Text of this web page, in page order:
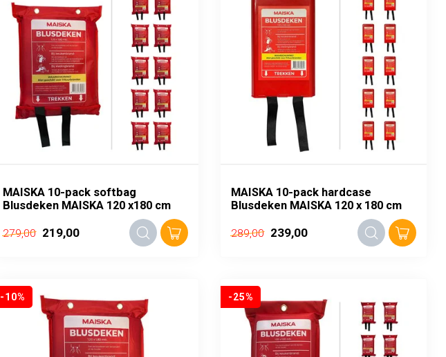
MAISKA 10-pack softbag
Blusdeken MAISKA 120 x180 cm
279,00 219,00
MAISKA 10-pack hardcase
Blusdeken MAISKA 120 x 180 cm
289,00 239,00
-10% -25%